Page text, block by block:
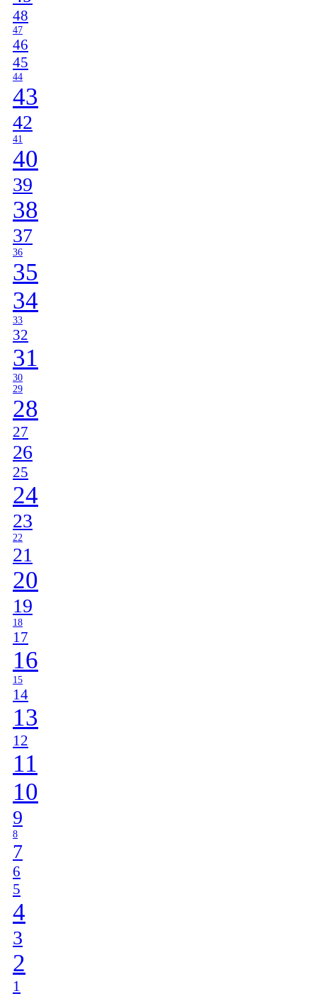
48
47
46
45
44
43
42
41
40
39
38
37
36
35
34
33
32
31
30
29
28
27
26
25
24
23
22
21
20
19
18
17
16
15
14
13
12
11
10
9
8
7
6
5
4
3
2
1